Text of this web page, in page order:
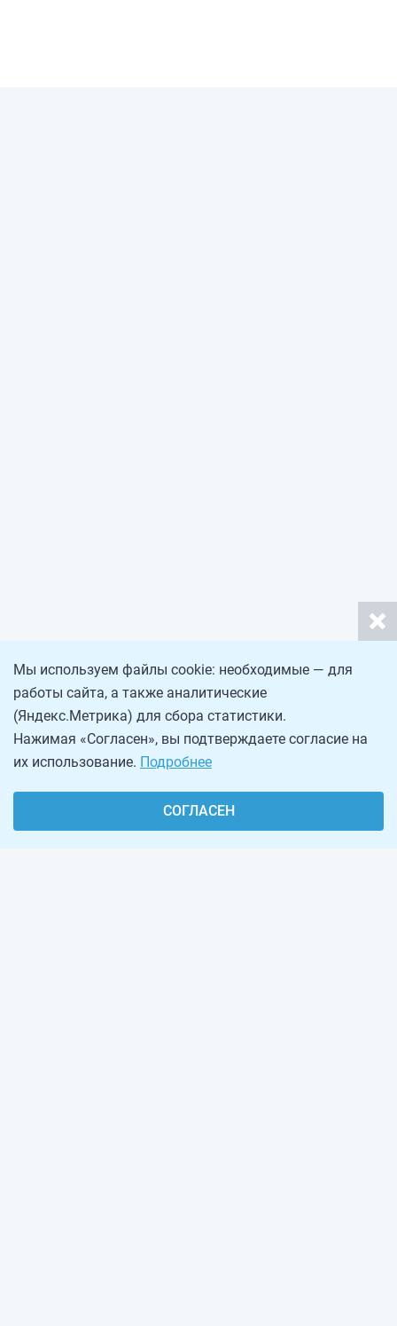
Мы используем файлы cookie: необходимые — для
работы сайта, а также аналитические
(Яндекс.Метрика) для сбора статистики.
Нажимая «Согласен», вы подтверждаете согласие на
их использование. Подробнее
СОГЛАСЕН